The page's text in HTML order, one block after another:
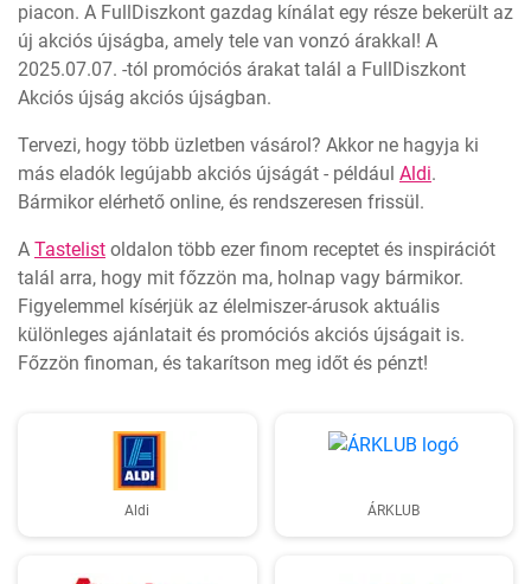
piacon. A FullDiszkont gazdag kínálat egy része bekerült az
új akciós újságba, amely tele van vonzó árakkal! A
2025.07.07. -tól promóciós árakat talál a FullDiszkont
Akciós újság akciós újságban.
Tervezi, hogy több üzletben vásárol? Akkor ne hagyja ki
más eladók legújabb akciós újságát - például Aldi.
Bármikor elérhető online, és rendszeresen frissül.
A Tastelist oldalon több ezer finom receptet és inspirációt
talál arra, hogy mit főzzön ma, holnap vagy bármikor.
Figyelemmel kísérjük az élelmiszer-árusok aktuális
különleges ajánlatait és promóciós akciós újságait is.
Főzzön finoman, és takarítson meg időt és pénzt!
Aldi ÁRKLUB